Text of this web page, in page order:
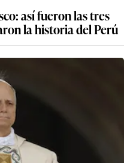
así fueron las tres
la historia del Perú